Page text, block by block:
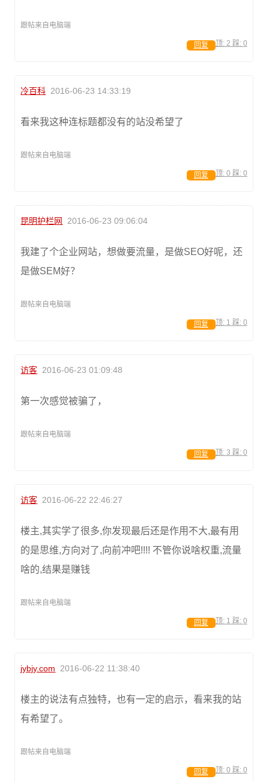
跟帖来自电脑端
顶: 2 踩: 0
回复
冷百科 2016-06-23 14:33:19
看来我这种连标题都没有的站没希望了
跟帖来自电脑端
顶: 0 踩: 0
回复
昆明护栏网 2016-06-23 09:06:04
我建了个企业网站，想做要流量，是做SEO好呢，还
是做SEM好？
跟帖来自电脑端
顶: 1 踩: 0
回复
访客 2016-06-23 01:09:48
第一次感觉被骗了，
跟帖来自电脑端
顶: 3 踩: 0
回复
访客 2016-06-22 22:46:27
楼主,其实学了很多,你发现最后还是作用不大,最有用
的是思维,方向对了,向前冲吧!!!! 不管你说啥权重,流量
啥的,结果是赚钱
跟帖来自电脑端
顶: 1 踩: 0
回复
jybjy.com 2016-06-22 11:38:40
楼主的说法有点独特，也有一定的启示，看来我的站
有希望了。
跟帖来自电脑端
顶: 0 踩: 0
回复